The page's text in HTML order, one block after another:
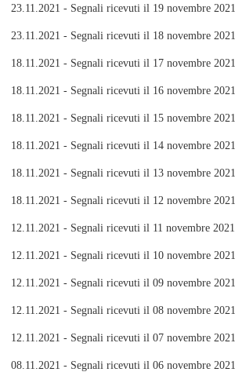
23.11.2021 - Segnali ricevuti il 19 novembre 2021
23.11.2021 - Segnali ricevuti il 18 novembre 2021
18.11.2021 - Segnali ricevuti il 17 novembre 2021
18.11.2021 - Segnali ricevuti il 16 novembre 2021
18.11.2021 - Segnali ricevuti il 15 novembre 2021
18.11.2021 - Segnali ricevuti il 14 novembre 2021
18.11.2021 - Segnali ricevuti il 13 novembre 2021
18.11.2021 - Segnali ricevuti il 12 novembre 2021
12.11.2021 - Segnali ricevuti il 11 novembre 2021
12.11.2021 - Segnali ricevuti il 10 novembre 2021
12.11.2021 - Segnali ricevuti il 09 novembre 2021
12.11.2021 - Segnali ricevuti il 08 novembre 2021
12.11.2021 - Segnali ricevuti il 07 novembre 2021
08.11.2021 - Segnali ricevuti il 06 novembre 2021